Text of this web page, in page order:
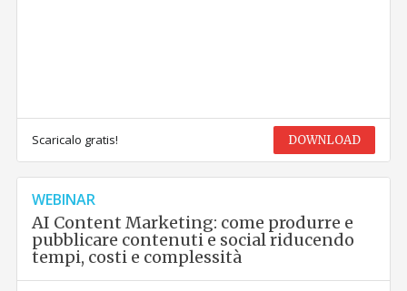
Scaricalo gratis! DOWNLOAD
WEBINAR
AI Content Marketing: come produrre e
pubblicare contenuti e social riducendo
tempi, costi e complessità